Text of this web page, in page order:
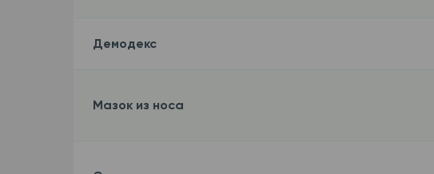
Демодекс
Мазок из носа